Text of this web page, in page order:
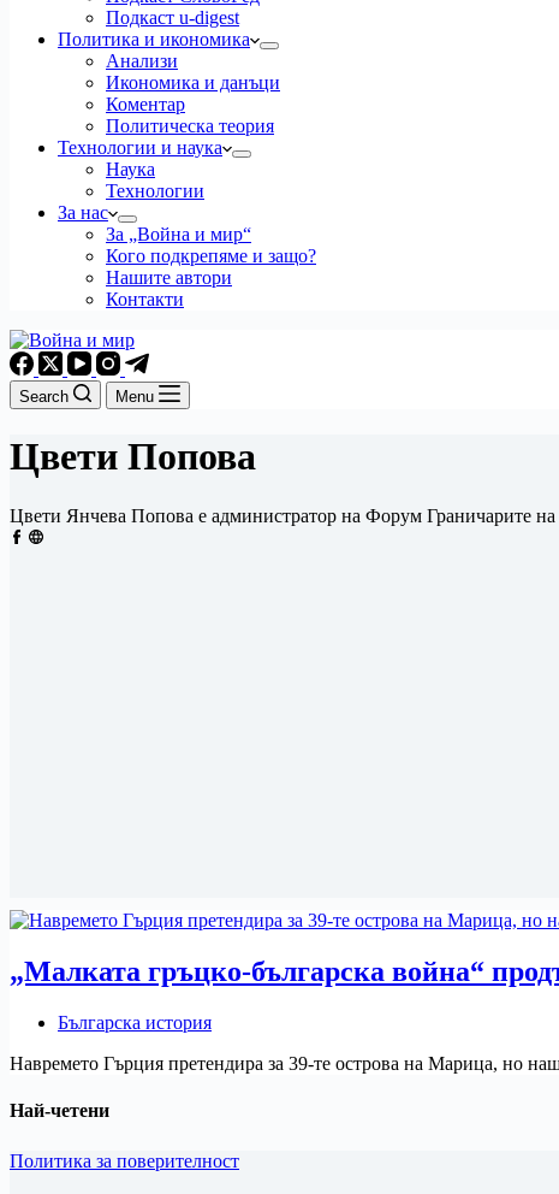
Подкаст u-digest
Политика и икономика
Анализи
Икономика и данъци
Коментар
Политическа теория
Технологии и наука
Наука
Технологии
За нас
За „Война и мир“
Кого подкрепяме и защо?
Нашите автори
Контакти
Search Menu
Цвети Попова
Цвети Янчева Попова е администратор на Форум Граничарите на
„Малката гръцко-българска война“
Българска история
Навремето Гърция претендира за 39-те острова на Марица, но
Най-четени
Политика за поверителност